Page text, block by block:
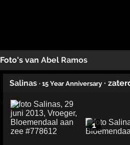
Foto's van Abel Ramos
Salinas · 15 Year Anniversary ·
1